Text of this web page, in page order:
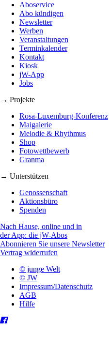
Aboservice
Abo kündigen
Newsletter
Werben
Veranstaltungen
Terminkalender
Kontakt
Kiosk
jW-App
Jobs
→ Projekte
Rosa-Luxemburg-Konferenz
Maigalerie
Melodie & Rhythmus
Shop
Fotowettbewerb
Granma
→ Unterstützen
Genossenschaft
Aktionsbüro
Spenden
Nach Hause, online und in
der App: die jW-Abos
Abonnieren Sie unsere Newsletter
Vertrag widerrufen
© junge Welt
© JW
Impressum/Datenschutz
AGB
Hilfe